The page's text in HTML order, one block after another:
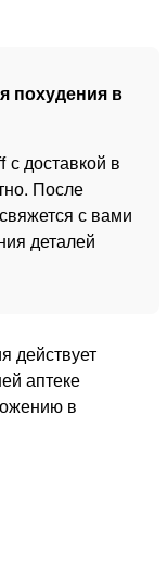
похудения в
доставкой в
После
с вами
деталей
действует
аптеке
в